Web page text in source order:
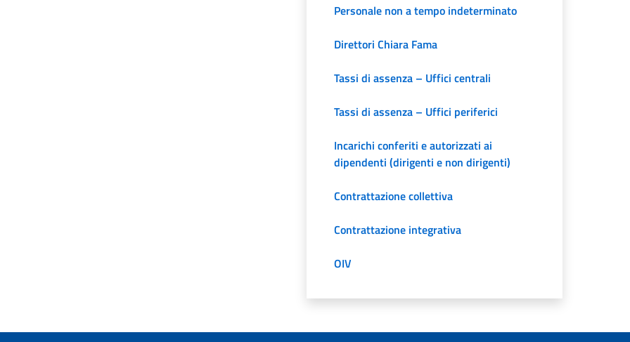
Personale non a tempo indeterminato
Direttori Chiara Fama
Tassi di assenza – Uffici centrali
Tassi di assenza – Uffici periferici
Incarichi conferiti e autorizzati ai
dipendenti (dirigenti e non dirigenti)
Contrattazione collettiva
Contrattazione integrativa
OIV